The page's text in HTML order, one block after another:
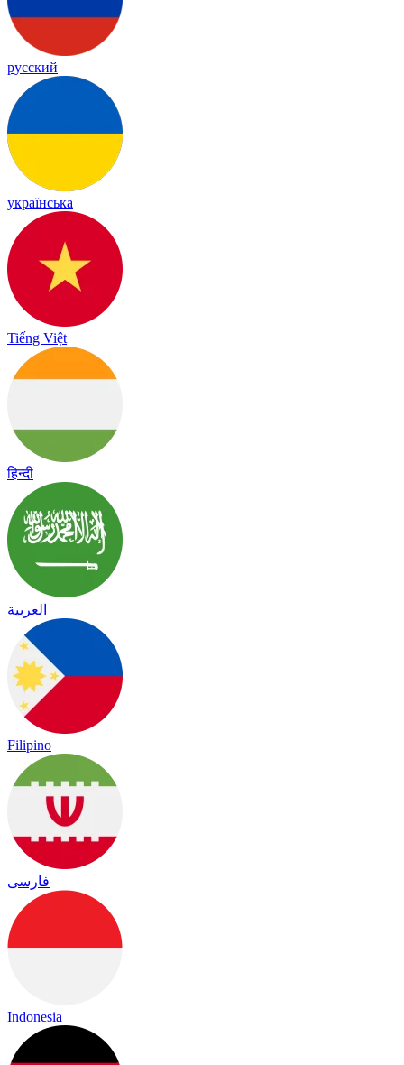
русский
українська
Tiếng Việt
हिन्दी
العربية
Filipino
فارسی
Indonesia